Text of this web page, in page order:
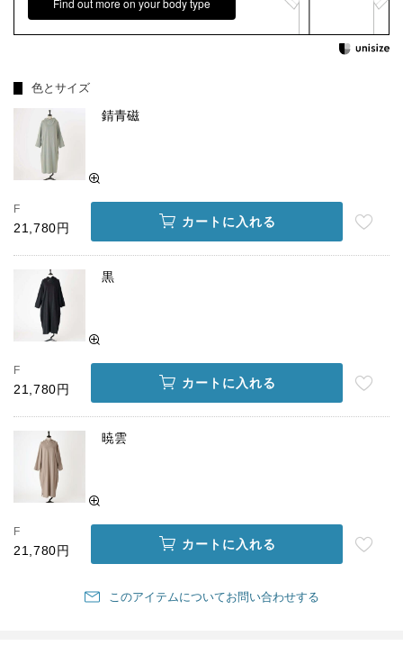
Find out more on your body type
色とサイズ
錆青磁
F
21,780円 カートに入れる
黒
F
21,780円 カートに入れる
暁雲
F
21,780円 カートに入れる
このアイテムについてお問い合わせする